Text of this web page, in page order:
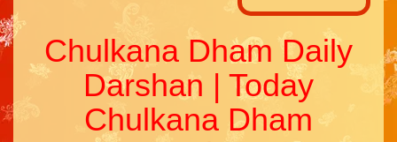
Chulkana Dham Daily
Darshan | Today
Chulkana Dham